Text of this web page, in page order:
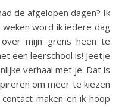
word ik iedere dag
mijn grens heen te
een leerschool is! Jeetje
verhaal met je. Dat is
om meer te kiezen
maken en ik hoop